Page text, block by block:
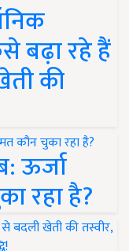
बढ़ा रहे हैं
की
ऊर्जा
रहा है?